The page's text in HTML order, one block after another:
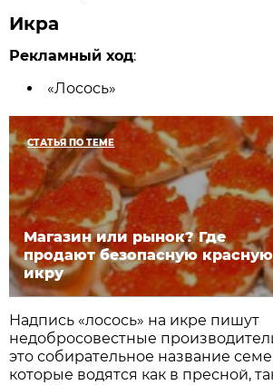
Икра
Рекламный ход:
«Лосось»
СТАТЬЯ ПО ТЕМЕ
Магазин или рынок? Где
продают безопасную красную
икру
Надпись «лосось» на икре пишут
недобросовестные
это собирательное название
которые водятся как в пресной,